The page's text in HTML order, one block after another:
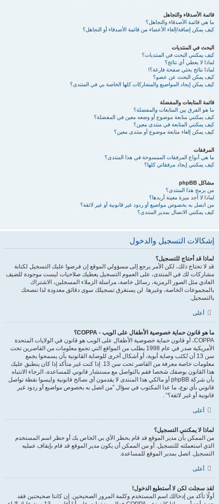
قائمة الأصدقاء والتجاهل
ما هي قائمة الأصدقاء والتجاهل؟
كيف يمكن إضافة/إلغاء الأعضاء من قائمة الأصدقاء أو التجاهل؟
البحث في المنتديات
كيف يمكنني البحث في المنتديات؟
لماذا لا يعطي أي نتائج؟
لماذا نتائج بحثي صفحة فارغة؟!
كيف يمكن البحث عن عضو؟
كيف يمكن إيجاد المواضيع والمشاركات كلها الخاصة بي في المنتدى؟
قائمة المتابعات والمفضلة
ما هو الفرق بين المتابعات والمفضلة؟
كيف يمكنني متابعة موضوع أو وضعه معين في المفضلة؟
كيف يمكنني المتابعة في منتدى معين؟
كيف يمكن إلغاء متابعة موضوع أو منتدى معين؟
المرفقات
ما هي أنواع المرفقات الممسوحة في هذا المنتدى؟
كيف يمكنني إيجاد مرفقاتي كلها؟
مشاكل phpBB
من برمج هذا المنتدى؟
لماذا لا أجد ميزة معينة أريدها؟
من اتصل به بخصوص مواضيع أو ردود غير قانونية أو غير لائقة؟
كيف يمكنني الاتصال بمدير المنتدى؟
إشكالات التسجيل والدخول
لماذا قد أحتاج للتسجيل؟
قد لا تحتاج ذلك، لكن الأمر يرجع إلى مسؤولي الموقع إن فرضوا عليك التسجيل لكتابة
مشاركات لك في المنتدى، على العموم التسجيل يعطيك صلاحيات ليست موجودة للضيف
العادي مثل الصور الرمزية، رسائل خاصة، مراسلة الزملاء المسجلين، الاشتراك
بالمجموعات الخاصة، وغيرها. لن يستغرق تسجيلك سوى دقائق معدودة لذا ننصحك
بالتسجيل.
أعلى
ما هو قانون حماية خصوصية الأطفال على الويب - COPPA؟
COPPA، أو قانون حماية خصوصية الأطفال على الويب هو قانون في الولايات المتحدة
الأمريكية صدر في عام 1998 يطلب من المواقع التي تجمع معلومات من القاصرين تحت
سن 13 أن تُكتَب وصاية أبوية، أو أشكال أخرى للوصاية القانونية بأن يسمحوا بجمع
معلومات خاصة معرفة من القاصر تحت سن 13. إذا كنت غير متأكد إذا كان ينطبق عليك
هذا القانون بوصفك شخصا فقم بالتواصل مع مستشار قانوني للمساعدة، الرجاء الانتباه
بأن شركة phpBB أو مالكي هذا المنتدى لا يقدمون أي نصائح قانونية وليسوا نقطة تواصل
قانوني بأي نوع، ما عدا المكتوب في سؤال ”من اتصل به بخصوص مواضيع أو ردود غير
قانونية أو غير لائقة؟“ .
أعلى
لماذا لا يمكنني التسجيل؟
من الممكن بأن مدير الموقع قد قام بحظر الآي بي الخاص بك أو حظر اسم المستخدم
الذي استعملته للتسجيل. أو من الممكن أن يكون مدير الموقع قد قام بإيقاف عمليه
التسجيل. اتصل بمدير الموقع للمساعدة.
أعلى
لقد سجلت لكن لا أستطيع الدخول!
أولًا تأكد من إدخالك اسم المستخدم وكلمة المرور الصحيحين. إن كانتا صحيحتين فقد